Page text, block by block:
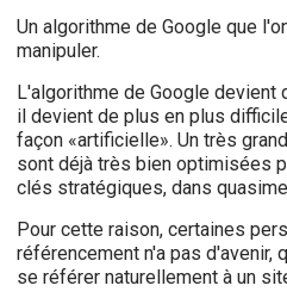
Un algorithme de Google que
manipuler.
L'algorithme de Google devient
il devient de plus en plus
façon «artificielle». Un très
sont déjà très bien optimisées
clés stratégiques, dans
Pour cette raison, certaines
référencement n'a pas
se référer naturellement à un